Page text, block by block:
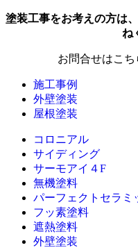
塗装工事をお考えの方は
ね
お問合せはこ
施工事例
外壁塗装
屋根塗装
コロニアル
サイディング
サーモアイ４F
無機塗料
パーフェクトセラミ
フッ素塗料
遮熱塗料
外壁塗装